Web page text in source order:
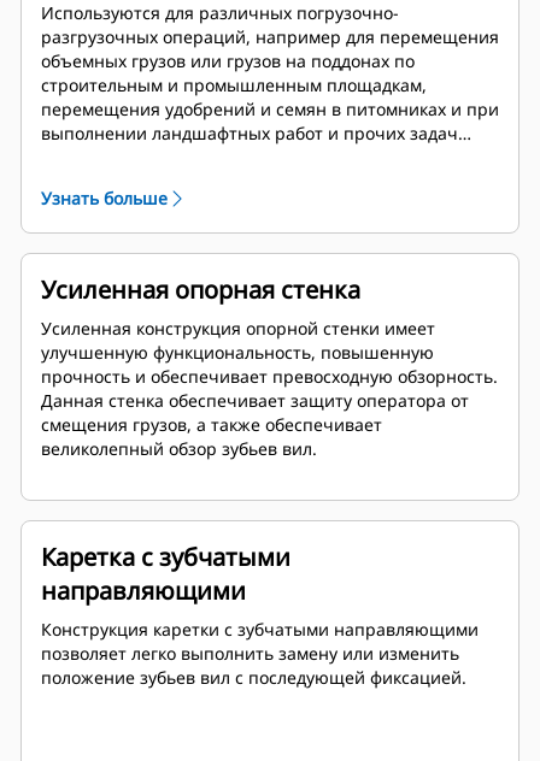
Используются для различных погрузочно-
разгрузочных операций, например для перемещения
объемных грузов или грузов на поддонах по
строительным и промышленным площадкам,
перемещения удобрений и семян в питомниках и при
выполнении ландшафтных работ и прочих задач
Узнать больше
Усиленная опорная стенка
Усиленная конструкция опорной стенки имеет
улучшенную функциональность, повышенную
прочность и обеспечивает превосходную обзорность.
Данная стенка обеспечивает защиту оператора от
смещения грузов, а также обеспечивает
великолепный обзор зубьев вил.
Каретка с зубчатыми
направляющими
Конструкция каретки с зубчатыми направляющими
позволяет легко выполнить замену или изменить
положение зубьев вил с последующей фиксацией.